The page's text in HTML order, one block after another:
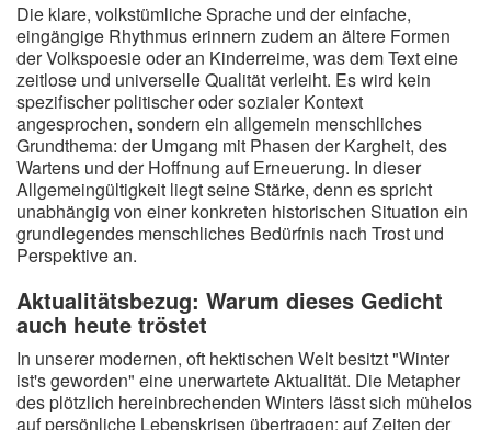
Die klare, volkstümliche Sprache und der einfache,
eingängige Rhythmus erinnern zudem an ältere Formen
der Volkspoesie oder an Kinderreime, was dem Text eine
zeitlose und universelle Qualität verleiht. Es wird kein
spezifischer politischer oder sozialer Kontext
angesprochen, sondern ein allgemein menschliches
Grundthema: der Umgang mit Phasen der Kargheit, des
Wartens und der Hoffnung auf Erneuerung. In dieser
Allgemeingültigkeit liegt seine Stärke, denn es spricht
unabhängig von einer konkreten historischen Situation ein
grundlegendes menschliches Bedürfnis nach Trost und
Perspektive an.
Aktualitätsbezug: Warum dieses Gedicht
auch heute tröstet
In unserer modernen, oft hektischen Welt besitzt "Winter
ist's geworden" eine unerwartete Aktualität. Die Metapher
des plötzlich hereinbrechenden Winters lässt sich mühelos
auf persönliche Lebenskrisen übertragen: auf Zeiten der